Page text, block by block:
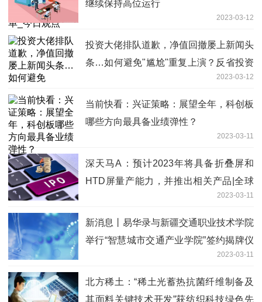
继续保持高位运行
2023-03-12
投资大佬排队道歉，净值回撤屡上新闻头
条…如何避免"尴尬"重复上演？反省投资
2023-03-12
当前快看：兴证策略：展望全年，科创板
哪些方向最具备业绩弹性？
2023-03-11
深天马A：预计2023年将具备折叠屏和
HTD屏量产能力，并推出相关产品|全球
2023-03-11
新消息丨易华录与新疆交通职业技术学院
举行“智慧城市交通产业学院”签约揭牌仪
2023-03-11
北方稀土：“稀土光蓄热抗菌纤维制备及
其面料关键技术开发”获纺织科技绿色先